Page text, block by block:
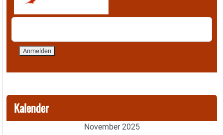
Kalender
November 2025